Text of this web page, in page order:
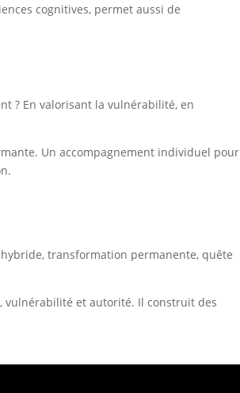
cognitives, permet aussi de
? En valorisant la vulnérabilité, en
Un accompagnement individuel pour
transformation permanente, quête
vulnérabilité et autorité. Il construit des